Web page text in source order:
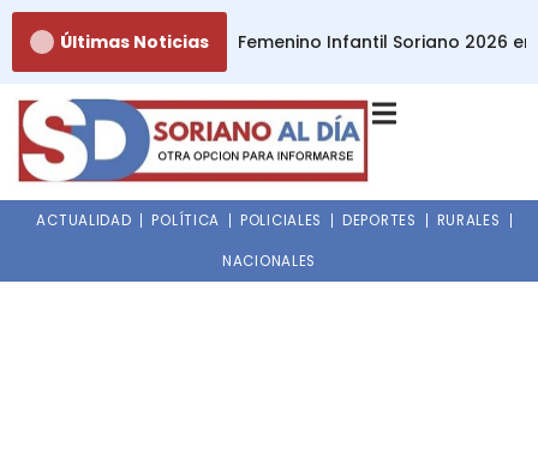
contenido
Últimas Noticias
el programa Fútbol Femenino Infantil Soriano 2026 en
ACTUALIDAD POLÍTICA POLICIALES DEPORTES RURALES
NACIONALES